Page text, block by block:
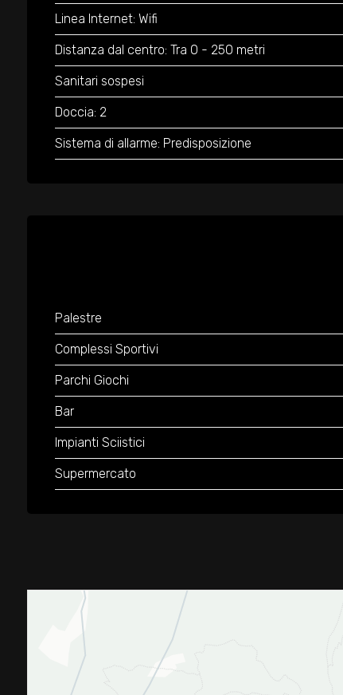
Linea Internet: Wifi
Distanza dal centro: Tra 0 - 250 metri
Sanitari sospesi
Doccia: 2
Sistema di allarme: Predisposizione
Palestre
Complessi Sportivi
Parchi Giochi
Bar
Impianti Sciistici
Supermercato